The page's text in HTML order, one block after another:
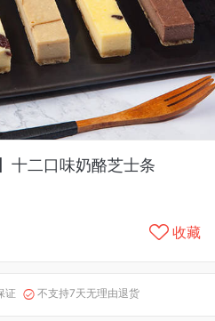
十二口味奶酪芝士条
收藏
证  不支持7天无理由退货